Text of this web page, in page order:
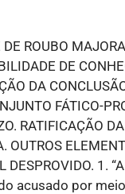
ROUBO
DE
DA
FÁTICO-
RATIFICAÇÃO
DESPROVIDO. 1.
acusado por